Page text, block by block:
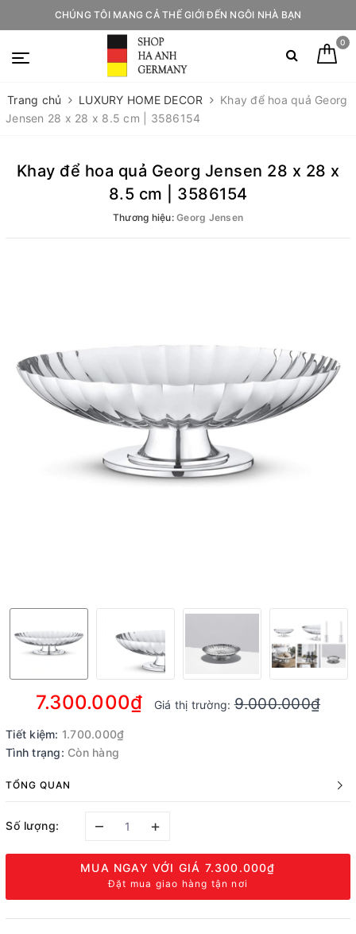
CHÚNG TÔI MANG CẢ THẾ GIỚI ĐẾN NGÔI NHÀ BẠN
0
Trang chủ LUXURY HOME DECOR
Khay để hoa quả Georg
Jensen 28 x 28 x 8.5 cm | 3586154
Khay để hoa quả Georg Jensen 28 x 28 x
8.5 cm | 3586154
Thương hiệu:Georg Jensen
7.300.000₫ Giá thị trường:9.000.000₫
Tiết kiệm: 1.700.000₫
Tình trạng: Còn hàng
TỔNG QUAN
Số lượng: – +
MUA NGAY VỚI GIÁ 7.300.000₫
Đặt mua giao hàng tận nơi